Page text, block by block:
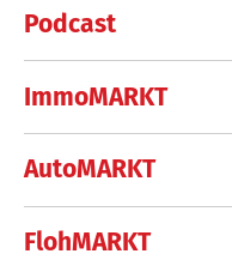
Podcast
ImmoMARKT
AutoMARKT
FlohMARKT